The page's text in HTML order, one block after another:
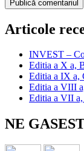
Articole
INVEST –
Editia a X a,
Editia a IX a,
Editia a VIII
Editia a VII
NE